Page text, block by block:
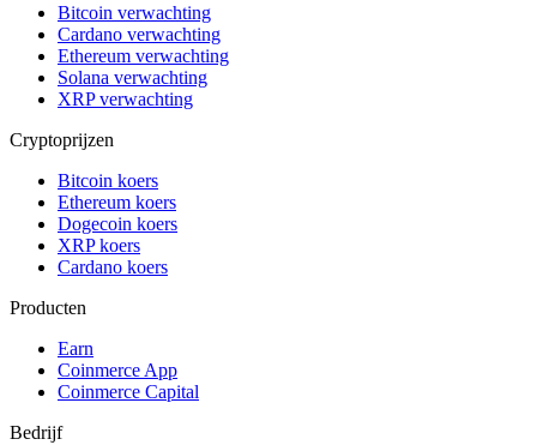
Bitcoin verwachting
Cardano verwachting
Ethereum verwachting
Solana verwachting
XRP verwachting
Cryptoprijzen
Bitcoin koers
Ethereum koers
Dogecoin koers
XRP koers
Cardano koers
Producten
Earn
Coinmerce App
Coinmerce Capital
Bedrijf